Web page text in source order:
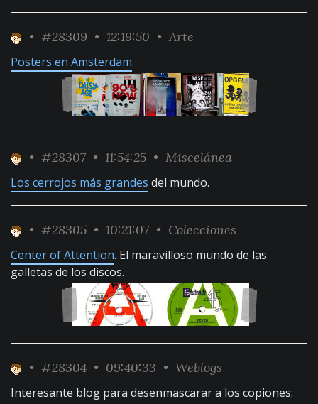
• #28309 • 12:19:50 • Arte
Posters en Amsterdam.
• #28307 • 11:54:25 • Miscelánea
Los cerrojos más grandes del mundo.
• #28305 • 10:21:07 • Colecciones
Center of Attention. El maravilloso mundo de las
galletas de los discos.
• #28304 • 09:40:33 • Weblogs
Interesante blog para desenmascarar a los copiones: